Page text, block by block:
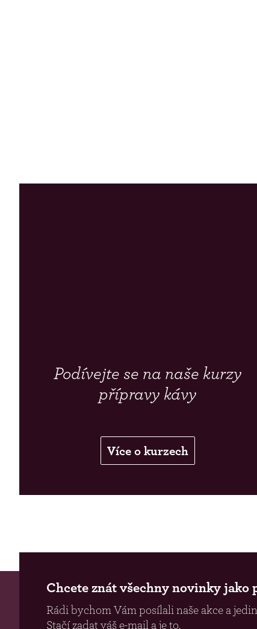
Podívejte se na naše kurzy
přípravy kávy
Více o kurzech
Chcete znát všechny novinky jako
Rádi bychom Vám posílali naše akce a
Stačí zadat váš e-mail a je to.